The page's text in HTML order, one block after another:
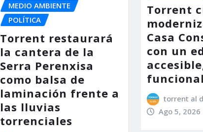
MEDIO AMBIENTE
POLÍTICA
Torrent restaurará
la cantera de la
Serra Perenxisa
como balsa de
laminación frente a
las lluvias
torrenciales
Torrent
Casa
con un
funcional
torrent al
Ago 5, 2026